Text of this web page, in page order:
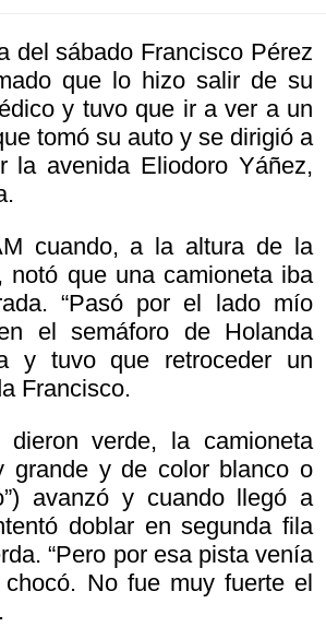
del sábado Francisco Pérez
que lo hizo salir de su
y tuvo que ir a ver a un
tomó su auto y se dirigió a
la avenida Eliodoro Yáñez,
cuando, a la altura de la
notó que una camioneta iba
“Pasó por el lado mío
el semáforo de Holanda
y tuvo que retroceder un
Francisco.
verde, la camioneta
grande y de color blanco o
avanzó y cuando llegó a
doblar en segunda fila
“Pero por esa pista venía
No fue muy fuerte el